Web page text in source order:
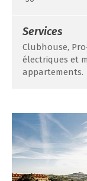
Services
Clubhouse,
électriques et
appartements.